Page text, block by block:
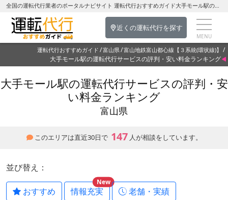
全国の運転代行業者のポータルナビサイト 運転代行おすすめガイド大手モール駅の運転代行を探す-富山県の運転代行
近くの運転代行を探す
運転代行おすすめガイド 富山県 富山地鉄富山都心線【３系統(環状線)】
大手モール駅の運転代行サービスの評判・安い料金ランキング
大手モール駅の運転代行サービスの評判・安
い料金ランキング
富山県
このエリアは直近30日で 147 人が相談をしています。
並び替え：
おすすめ 情報充実
New
老舗・実績